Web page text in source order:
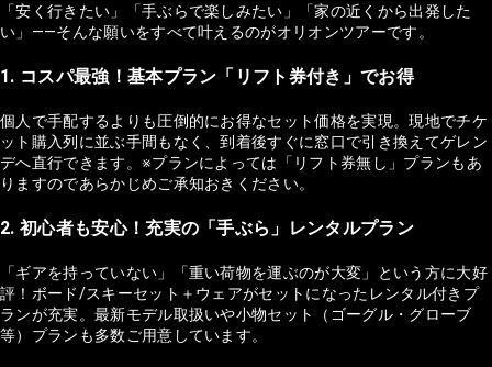
「安く行きたい」「手ぶらで楽しみたい」「家の近くから出発した
い」——そんな願いをすべて叶えるのがオリオンツアーです。
1. コスパ最強！基本プラン「リフト券付き」でお得
個人で手配するよりも圧倒的にお得なセット価格を実現。現地でチケ
ット購入列に並ぶ手間もなく、到着後すぐに窓口で引き換えてゲレン
デへ直行できます。※プランによっては「リフト券無し」プランもあ
りますのであらかじめご承知おきください。
2. 初心者も安心！充実の「手ぶら」レンタルプラン
「ギアを持っていない」「重い荷物を運ぶのが大変」という方に大好
評！ボード/スキーセット＋ウェアがセットになったレンタル付きプ
ランが充実。最新モデル取扱いや小物セット（ゴーグル・グローブ
等）プランも多数ご用意しています。